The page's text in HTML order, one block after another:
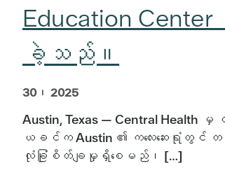
Education
ခဲ့သည်။
30၊ 2025
Austin, Texas — Central Health
ယခင်က Austin ၏ ကလေးဆေးရုံတွ
လုံခြုံစိတ်ချမှုရှိစေမည်၊ […]